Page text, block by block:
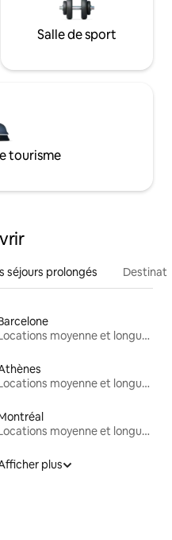
Salle de sport
tourisme
séjours prolongés
Locations moyenne et longue durée
Locations moyenne et longue durée
Locations moyenne et longue durée
plus